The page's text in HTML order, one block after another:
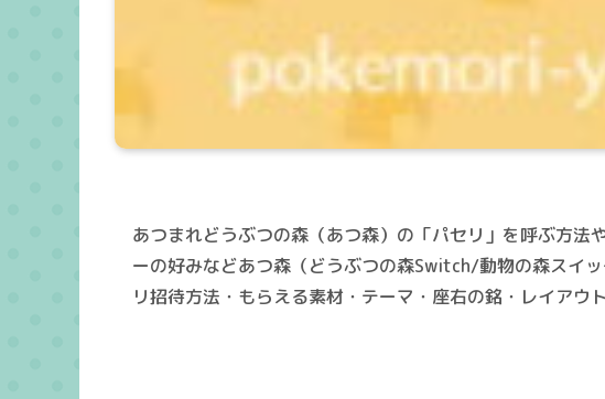
あつまれどうぶつの森（あつ森）の「パセリ」を呼ぶ方法
ーの好みなどあつ森（どうぶつの森Switch/動物の森スイ
リ招待方法・もらえる素材・テーマ・座右の銘・レイアウ